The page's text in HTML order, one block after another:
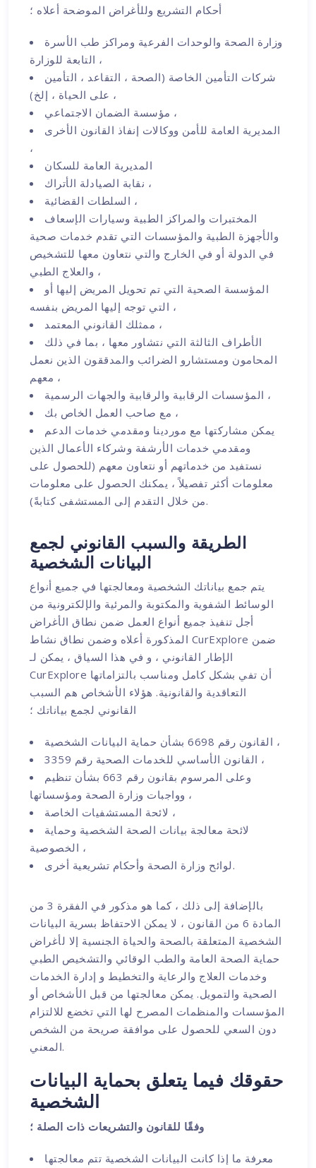
أحكام التشريع وللأغراض الموضحة أعلاه ؛
وزارة الصحة والوحدات الفرعية ومراكز طب الأسرة
التابعة للوزارة ،
شركات التأمين الخاصة (الصحة ، التقاعد ، التأمين
على الحياة ، إلخ) ،
مؤسسة الضمان الاجتماعي ،
المديرية العامة للأمن ووكالات إنفاذ القانون الأخرى
،
المديرية العامة للسكان
نقابة الصيادلة الأتراك ،
السلطات القضائية ،
المختبرات والمراكز الطبية وسيارات الإسعاف
والأجهزة الطبية والمؤسسات التي تقدم خدمات صحية
في الدولة أو في الخارج والتي نتعاون معها للتشخيص
والعلاج الطبي ،
المؤسسة الصحية التي تم تحويل المريض إليها أو
التي توجه إليها المريض بنفسه ،
ممثلك القانوني المعتمد ،
الأطراف الثالثة التي نتشاور معها ، بما في ذلك
المحامون ومستشارو الضرائب والمدققون الذين نعمل
معهم ،
المؤسسات الرقابية والرقابية والجهات الرسمية ،
مع صاحب العمل الخاص بك ،
يمكن مشاركتها مع موردينا ومقدمي خدمات الدعم
ومقدمي خدمات الأرشفة وشركاء الأعمال الذين
نستفيد من خدماتهم أو نتعاون معهم (للحصول على
معلومات أكثر تفصيلاً ، يمكنك الحصول على معلومات
من خلال التقدم إلى المستشفى كتابةً).
الطريقة والسبب القانوني لجمع
البيانات الشخصية
يتم جمع بياناتك الشخصية ومعالجتها في جميع أنواع
الوسائط الشفوية والمكتوبة والمرئية والإلكترونية من
أجل تنفيذ جميع أنواع العمل ضمن نطاق الأغراض
المذكورة أعلاه وضمن نطاق نشاط CurExplore ضمن
الإطار القانوني ، و في هذا السياق ، يمكن لـ
CurExplore أن تفي بشكل كامل ومناسب بالتزاماتها
التعاقدية والقانونية. هؤلاء الأشخاص هم السبب
القانوني لجمع بياناتك ؛
القانون رقم 6698 بشأن حماية البيانات الشخصية ،
القانون الأساسي للخدمات الصحية رقم 3359 ،
وعلى المرسوم بقانون رقم 663 بشأن تنظيم
وواجبات وزارة الصحة ومؤسساتها ،
لائحة المستشفيات الخاصة ،
لائحة معالجة بيانات الصحة الشخصية وحماية
الخصوصية ،
لوائح وزارة الصحة وأحكام تشريعية أخرى.
بالإضافة إلى ذلك ، كما هو مذكور في الفقرة 3 من
المادة 6 من القانون ، لا يمكن الاحتفاظ بسرية البيانات
الشخصية المتعلقة بالصحة والحياة الجنسية إلا لأغراض
حماية الصحة العامة والطب الوقائي والتشخيص الطبي
وخدمات العلاج والرعاية والتخطيط و إدارة الخدمات
الصحية والتمويل. يمكن معالجتها من قبل الأشخاص أو
المؤسسات والمنظمات المصرح لها التي تخضع للالتزام
دون السعي للحصول على موافقة صريحة من الشخص
المعني.
حقوقك فيما يتعلق بحماية البيانات
الشخصية
وفقًا للقانون والتشريعات ذات الصلة ؛
معرفة ما إذا كانت البيانات الشخصية تتم معالجتها